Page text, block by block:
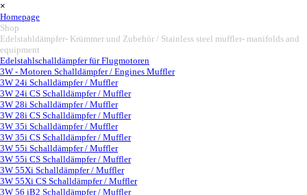
×
Homepage
Shop
Edelstahldämpfer- Krümmer und Zubehör / Stainless steel muffler- manifolds and
equipment
Edelstahlschalldämpfer für Flugmotoren
3W - Motoren Schalldämpfer / Engines Muffler▼
3W 24i Schalldämpfer / Muffler
3W 24i CS Schalldämpfer / Muffler
3W 28i Schalldämpfer / Muffler
3W 28i CS Schalldämpfer / Muffler
3W 35i Schalldämpfer / Muffler
3W 35i CS Schalldämpfer / Muffler
3W 55i Schalldämpfer / Muffler
3W 55i CS Schalldämpfer / Muffler
3W 55Xi Schalldämpfer / Muffler
3W 55Xi CS Schalldämpfer / Muffler
3W 56 iB2 Schalldämpfer / Muffler